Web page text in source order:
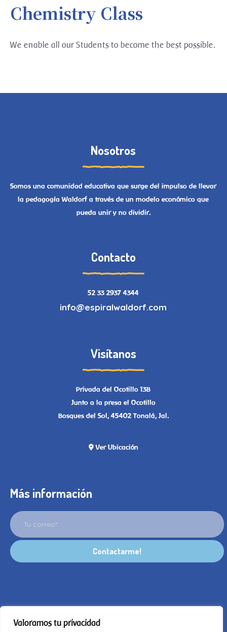
Valoramos tu privacidad
Chemistry Class
We enable all our Students to become the best possible.
Nosotros
Somos una comunidad educativa que surge del impulso de llevar
la pedagogía Waldorf a través de un modelo económico que
pueda unir y no dividir.
Contacto
52 33 2937 4344
info@espiralwaldorf.com
Visítanos
Privada del Ocotillo 13B
Junto a la presa el Ocotillo
Bosques del Sol, 45402 Tonalá, Jal.
Ver Ubicación
Más información